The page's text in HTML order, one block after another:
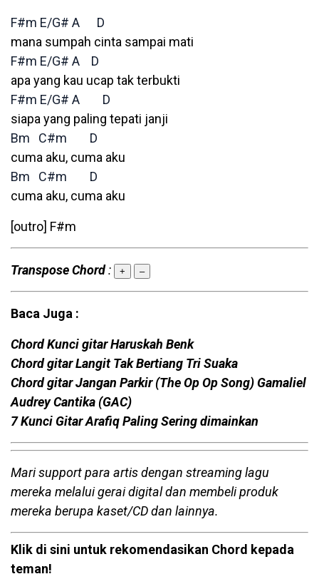
F#m E/G# A
D
mana sumpah cinta sampai mati
F#m E/G# A
D
apa yang kau ucap tak terbukti
F#m E/G# A
D
siapa yang paling tepati janji
Bm
C#m
D
cuma aku, cuma aku
Bm
C#m
D
cuma aku, cuma aku
[outro] F#m
Transpose Chord: + –
Baca Juga :
Chord Kunci gitar Haruskah Benk
Chord gitar Langit Tak Bertiang Tri Suaka
Chord gitar Jangan Parkir (The Op Op Song) Gamaliel
Audrey Cantika (GAC)
7 Kunci Gitar Arafiq Paling Sering dimainkan
Mari support para artis dengan streaming lagu
mereka melalui gerai digital dan membeli produk
mereka berupa kaset/CD dan lainnya.
Klik di sini untuk rekomendasikan Chord kepada
teman!